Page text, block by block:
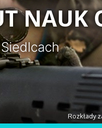
NAUK
Rozkłady